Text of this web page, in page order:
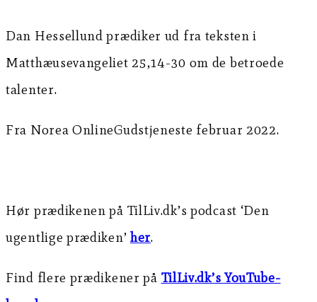
Dan Hessellund prædiker ud fra teksten i
Matthæusevangeliet 25,14-30 om de betroede
talenter.
Fra Norea OnlineGudstjeneste februar 2022.
Hør prædikenen på TilLiv.dk’s podcast ‘Den
ugentlige prædiken’ her.
Find flere prædikener på TilLiv.dk’s YouTube-